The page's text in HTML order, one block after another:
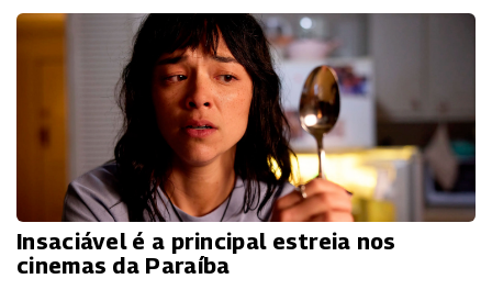
Insaciável é a principal estreia nos
cinemas da Paraíba